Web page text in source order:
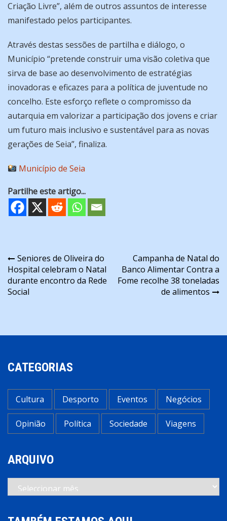
Criação Livre”, além de outros assuntos de interesse
manifestado pelos participantes.
Através destas sessões de partilha e diálogo, o
Município “pretende construir uma visão coletiva que
sirva de base ao desenvolvimento de estratégias
inovadoras e eficazes para a política de juventude no
concelho. Este esforço reflete o compromisso da
autarquia em valorizar a participação dos jovens e criar
um futuro mais inclusivo e sustentável para as novas
gerações de Seia”, finaliza.
Município de Seia
Partilhe este artigo...
Navegação
de
artigos
Seniores de Oliveira do
Hospital celebram o Natal
durante encontro da Rede
Social
Campanha de Natal do
Banco Alimentar Contra a
Fome recolhe 38 toneladas
de alimentos
CATEGORIAS
Cultura Desporto Eventos Negócios
Opinião Política Sociedade Viagens
ARQUIVO
Arquivo